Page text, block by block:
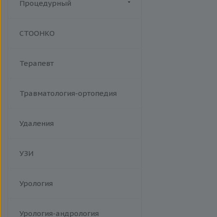
Процедурный
СТООНКО
Терапевт
Травматология-ортопедия
Удаления
УЗИ
Урология
Урология-андрология